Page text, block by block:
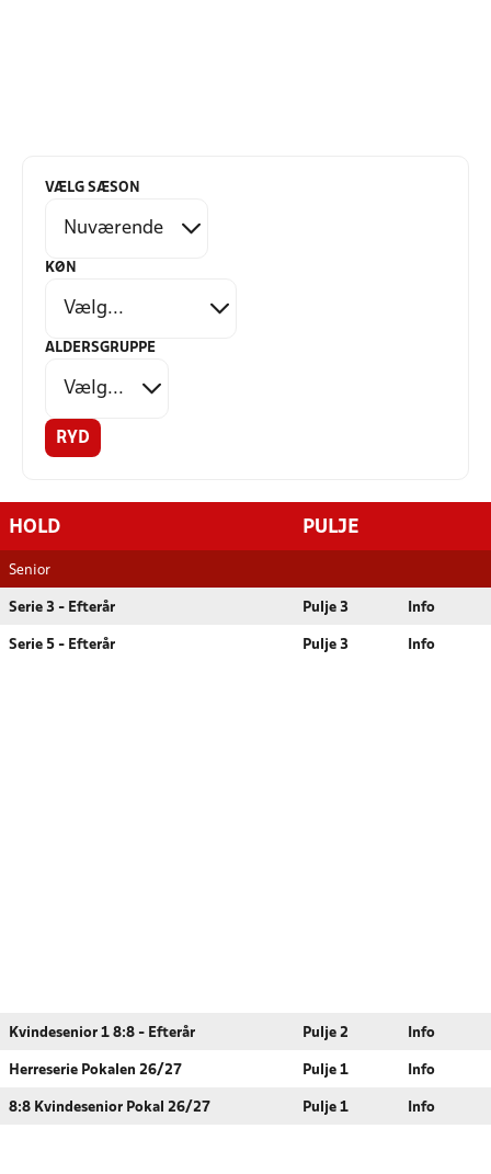
VÆLG SÆSON
KØN
ALDERSGRUPPE
RYD
HOLD PULJE
Senior
Serie 3 - Efterår Pulje 3 Info
Serie 5 - Efterår Pulje 3 Info
Kvindesenior 1 8:8 - Efterår Pulje 2 Info
Herreserie Pokalen 26/27 Pulje 1 Info
8:8 Kvindesenior Pokal 26/27 Pulje 1 Info